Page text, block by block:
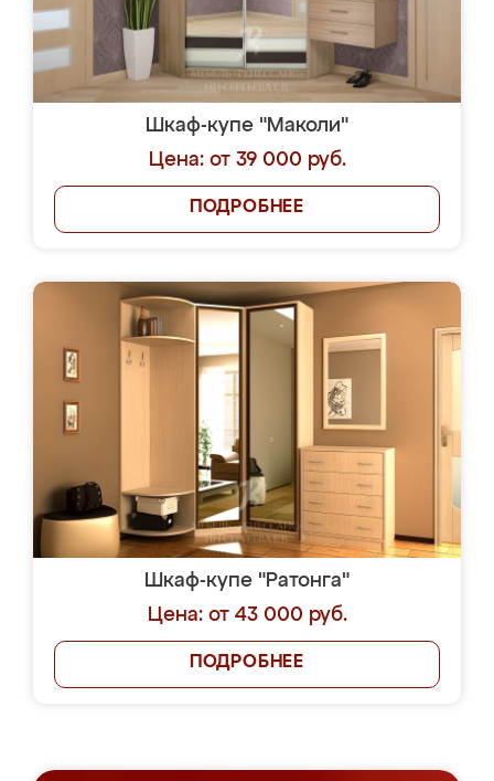
Шкаф-купе "Маколи"
Цена: от 39 000 руб.
ПОДРОБНЕЕ
Шкаф-купе "Ратонга"
Цена: от 43 000 руб.
ПОДРОБНЕЕ